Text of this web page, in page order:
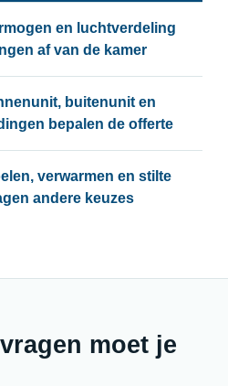
en luchtverdeling
af van de kamer
buitenunit en
bepalen de offerte
verwarmen en stilte
andere keuzes
moet je